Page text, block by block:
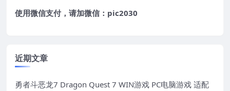
使用微信支付，请加微信：pic2030
近期文章
勇者斗恶龙7 Dragon Quest 7 WIN游戏 PC电脑游戏 适配